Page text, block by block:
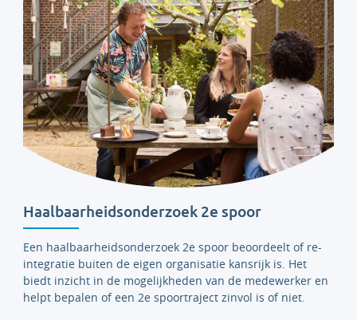
Haalbaarheidsonderzoek 2e spoor
Een haalbaarheidsonderzoek 2e spoor beoordeelt of re-
integratie buiten de eigen organisatie kansrijk is. Het
biedt inzicht in de mogelijkheden van de medewerker en
helpt bepalen of een 2e spoortraject zinvol is of niet.